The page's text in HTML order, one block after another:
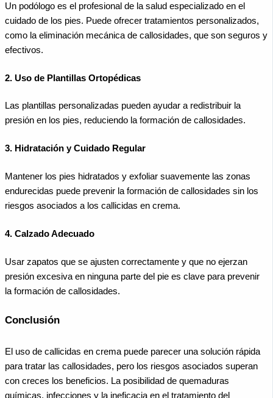
Un podólogo es el profesional de la salud especializado en el
cuidado de los pies. Puede ofrecer tratamientos personalizados,
como la eliminación mecánica de callosidades, que son seguros y
efectivos.
2. Uso de Plantillas Ortopédicas
Las plantillas personalizadas pueden ayudar a redistribuir la
presión en los pies, reduciendo la formación de callosidades.
3. Hidratación y Cuidado Regular
Mantener los pies hidratados y exfoliar suavemente las zonas
endurecidas puede prevenir la formación de callosidades sin los
riesgos asociados a los callicidas en crema.
4. Calzado Adecuado
Usar zapatos que se ajusten correctamente y que no ejerzan
presión excesiva en ninguna parte del pie es clave para prevenir
la formación de callosidades.
Conclusión
El uso de callicidas en crema puede parecer una solución rápida
para tratar las callosidades, pero los riesgos asociados superan
con creces los beneficios. La posibilidad de quemaduras
químicas, infecciones y la ineficacia en el tratamiento del